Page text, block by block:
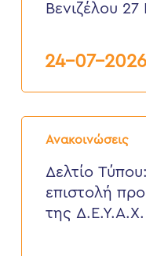
2026
Βενιζέλου 27
24-07-2026
Ανακοινώσεις
Δελτίο
Τύπου:
επιστολή
προς
τους
καταναλωτές
Δελτίο
επιστολή
της Δ.Ε.Υ.Α.Χ.